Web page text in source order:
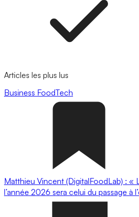
Articles les plus lus
Business FoodTech
Matthieu Vincent (DigitalFoodLab) : «
l’année 2026 sera celui du passage à